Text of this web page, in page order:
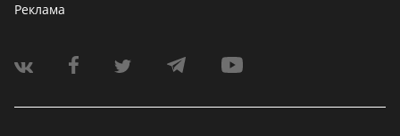
Реклама